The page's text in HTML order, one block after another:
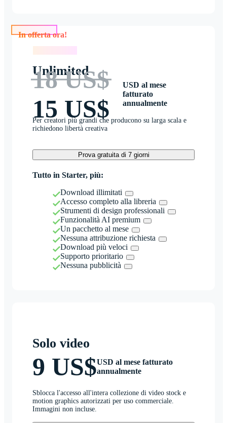
Unlimited
18 US$
15 US$
USD al mese
fatturato
annualmente
Per creatori più grandi che producono su larga scala e
richiedono libertà creativa
Prova gratuita di 7 giorni
Tutto in Starter, più:
Download illimitati
Accesso completo alla libreria
Strumenti di design professionali
Funzionalità AI premium
Un pacchetto al mese
Nessuna attribuzione richiesta
Download più veloci
Supporto prioritario
Nessuna pubblicità
Solo video
9 US$USD al mese fatturato
annualmente
Sblocca l'accesso all'intera collezione di video stock e
motion graphics autorizzati per uso commerciale.
Immagini non incluse.